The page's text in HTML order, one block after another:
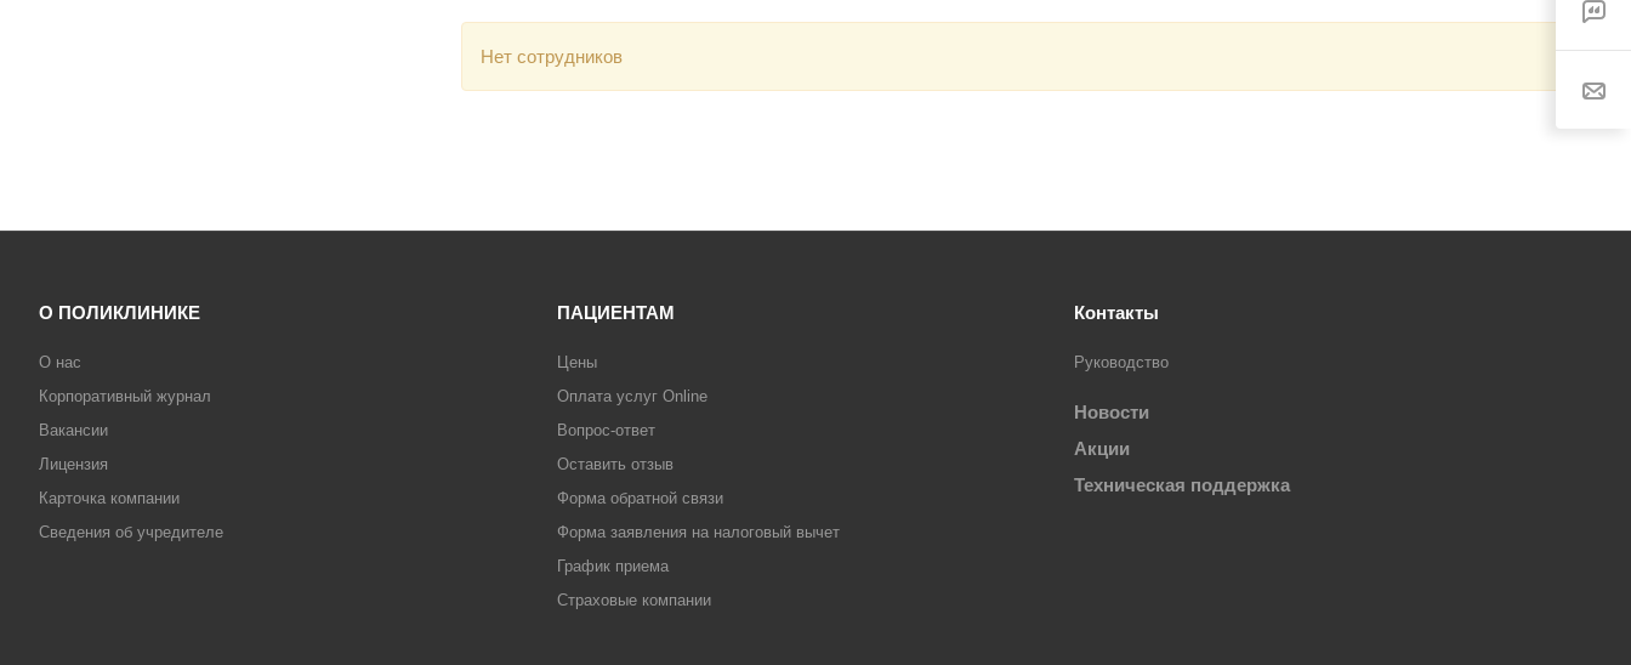
Нет сотрудников
О ПОЛИКЛИНИКЕ
О нас
Корпоративный журнал
Вакансии
Лицензия
Карточка компании
Сведения об учредителе
ПАЦИЕНТАМ
Цены
Оплата услуг Online
Вопрос-ответ
Оставить отзыв
Форма обратной связи
Форма заявления на налоговый вычет
График приема
Страховые компании
Контакты
Руководство
Новости
Акции
Техническая поддержка